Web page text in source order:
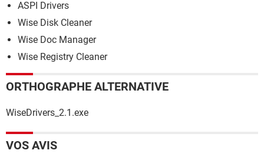
ASPI Drivers
Wise Disk Cleaner
Wise Doc Manager
Wise Registry Cleaner
ORTHOGRAPHE ALTERNATIVE
WiseDrivers_2.1.exe
VOS AVIS